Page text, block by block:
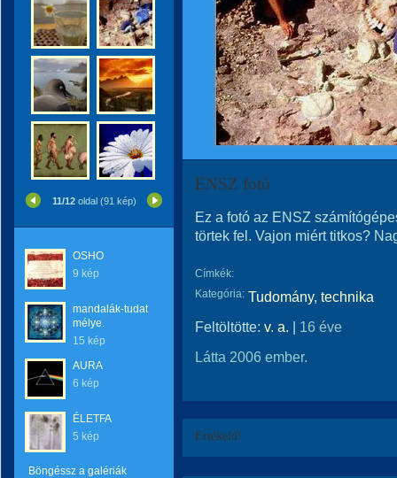
11/12oldal (91 kép)
OSHO
9 kép
mandalák-tudat
mélye.
15 kép
AURA
6 kép
ÉLETFA
5 kép
Böngéssz a galériák
ENSZ fotó
Ez a fotó az ENSZ
törtek fel. Vajon miért titkos?
Címkék:
Kategória: Tudomány, technika
Feltöltötte: v. a. | 16 éve
Látta 2006 ember.
Értékeld!